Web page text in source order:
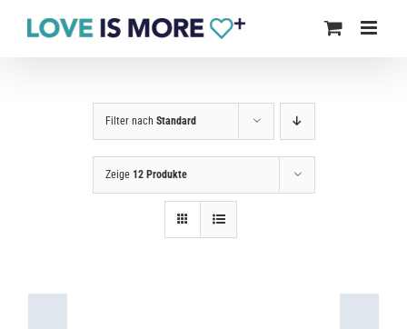
Inhalt
Filter nach Standard
Zeige 12 Produkte